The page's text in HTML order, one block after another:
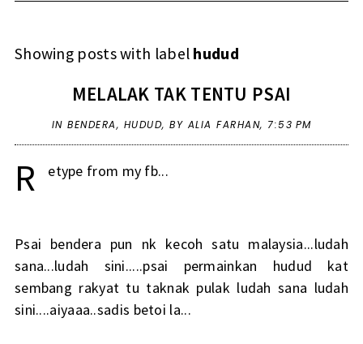
Showing posts with label hudud
MELALAK TAK TENTU PSAI
IN BENDERA, HUDUD, BY ALIA FARHAN, 7:53 PM
R etype from my fb...
Psai bendera pun nk kecoh satu malaysia...ludah
sana...ludah sini.....psai permainkan hudud kat
sembang rakyat tu taknak pulak ludah sana ludah
sini....aiyaaa..sadis betoi la...